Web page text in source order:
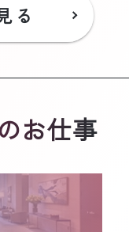
る
お仕事